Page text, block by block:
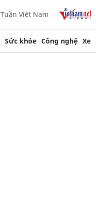
Tuần Việt Nam
Sức khỏe Công nghệ Xe